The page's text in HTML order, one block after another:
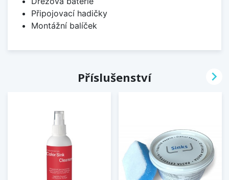
Připojovací hadičky
Montážní balíček
Příslušenství 